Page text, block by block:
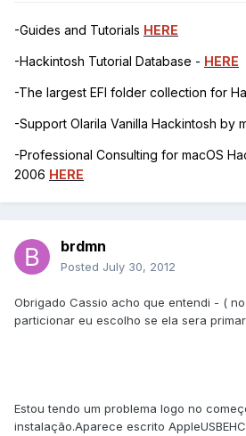
-Guides and Tutorials HERE
-Hackintosh Tutorial Database - HERE
-The largest EFI folder collection for
-Support Olarila Vanilla Hackintosh by
-Professional Consulting for macOS
2006 HERE
brdmn
Posted July 30, 2012
Obrigado Cassio acho que entendi - (
particionar eu escolho se ela sera
Estou tendo um problema logo no
instalação.Aparece escrito